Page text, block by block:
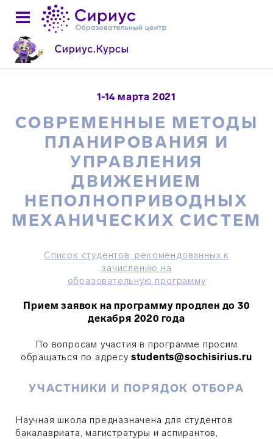
1-14 марта 2021
СОВРЕМЕННЫЕ МЕТОДЫ
ПЛАНИРОВАНИЯ И
УПРАВЛЕНИЯ
ДВИЖЕНИЕМ
НЕПОЛНОПРИВОДНЫХ
МЕХАНИЧЕСКИХ СИСТЕМ
Список студентов, рекомендованных к
зачислению на
образовательную программу
Прием заявок на программу продлен до 30
декабря 2020 года
По вопросам участия в программе просим
обращаться по адресу students@sochisirius.ru
УЧАСТНИКИ И ПОРЯДОК ОТБОРА
Научная школа предназначена для студентов
бакалавриата, магистратуры и аспирантов,